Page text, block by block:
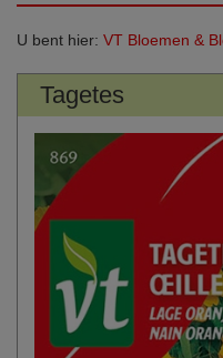
U bent hier: VT Bloemen &
Tagetes